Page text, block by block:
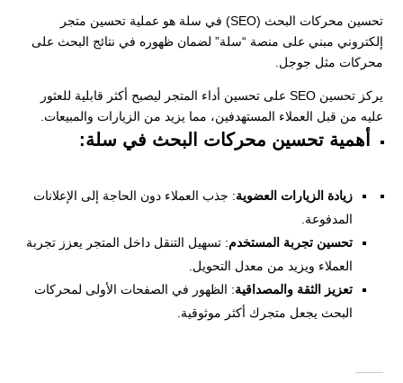
تحسين محركات البحث (SEO) في سلة هو عملية تحسين متجر
إلكتروني مبني على منصة “سلة” لضمان ظهوره في نتائج البحث على
محركات مثل جوجل.
يركز تحسين SEO على تحسين أداء المتجر ليصبح أكثر قابلية للعثور
عليه من قبل العملاء المستهدفين، مما يزيد من الزيارات والمبيعات.
أهمية تحسين محركات البحث في سلة:
زيادة الزيارات العضوية: جذب العملاء دون الحاجة إلى الإعلانات
المدفوعة.
تحسين تجربة المستخدم: تسهيل التنقل داخل المتجر يعزز تجربة
العملاء ويزيد من معدل التحويل.
تعزيز الثقة والمصداقية: الظهور في الصفحات الأولى لمحركات
البحث يجعل متجرك أكثر موثوقية.